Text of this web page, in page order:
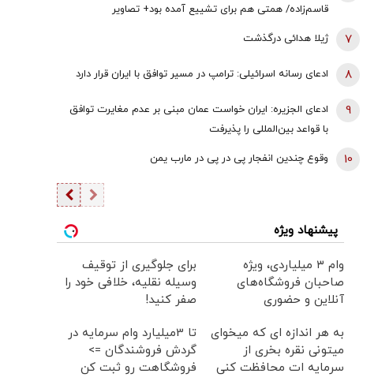
قاسم‌زاده/ همتی هم برای تشییع آمده بود+ تصاویر
ژیلا هدائی درگذشت 7
ادعای رسانه اسرائیلی: ترامپ در مسیر توافق با ایران قرار دارد 8
ادعای الجزیره: ایران خواست عمان مبنی بر عدم مغایرت توافق
با قواعد بین‌المللی را پذیرفت
9
وقوع چندین انفجار پی در پی در مارب یمن 10
پیشنهاد ویژه
وام ۳ میلیاردی، ویژه
صاحبان فروشگاه‌های
آنلاین و حضوری
برای جلوگیری از توقیف
وسیله نقلیه، خلافی خود را
صفر کنید!
به هر اندازه ای که میخوای
میتونی نقره بخری از
سرمایه ات محافظت کنی
تا 3میلیارد وام سرمایه در
گردش فروشندگان =>
فروشگاهت رو ثبت کن